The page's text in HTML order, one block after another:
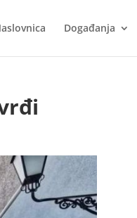
Događanja